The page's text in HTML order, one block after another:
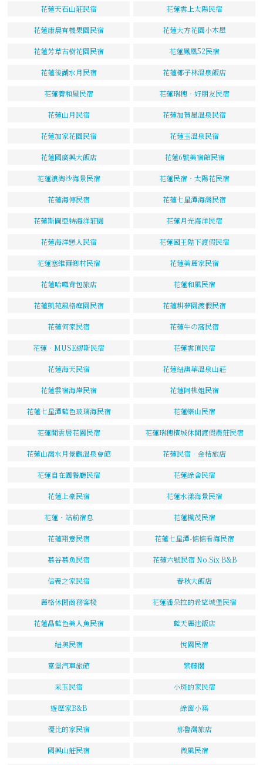
花蓮天石山莊民宿 花蓮雲上太陽民宿
花蓮康晨有機果園民宿 花蓮大方花園小木屋
花蓮芳草古樹花園民宿 花蓮鳳凰52民宿
花蓮後湖水月民宿 花蓮椰子林溫泉飯店
花蓮養和屋民宿 花蓮瑞穗‧好朋友民宿
花蓮山月民宿 花蓮加賀屋溫泉民宿
花蓮加家花園民宿 花蓮玉溫泉民宿
花蓮國廣興大飯店 花蓮6號美宿館民宿
花蓮浪淘沙海景民宿 花蓮民宿‧太陽花民宿
花蓮海傳民宿 花蓮七星潭海灣民宿
花蓮斯圖亞特海洋莊園 花蓮月光海洋民宿
花蓮海洋戀人民宿 花蓮國王陛下渡假民宿
花蓮塞維爾鄉村民宿 花蓮美麗家民宿
花蓮哈囉背包旅店 花蓮和風民宿
花蓮凱苑風格庭園民宿 花蓮耕夢園渡假民宿
花蓮何家民宿 花蓮牛の窩民宿
花蓮‧MUSE繆斯民宿 花蓮雲頂民宿
花蓮海天民宿 花蓮紐澳華溫泉山莊
花蓮雲宿海岸民宿 花蓮阿桃姐民宿
花蓮七星潭藍色玻璃海民宿 花蓮樂山民宿
花蓮閒雲居花園民宿 花蓮瑞穗檳城休閒渡假農莊民宿
花蓮山灣水月景觀溫泉會館 花蓮民宿．金桔旅店
花蓮自在園餐廳民宿 花蓮綠舍民宿
花蓮上豪民宿 花蓮水漾海景民宿
花蓮‧站前宿息 花蓮楓茂民宿
花蓮翔意民宿 花蓮七星潭-惦惦看海民宿
慕谷慕魚民宿 花蓮六號民宿 No.Six B&B
信義之家民宿 春秋大飯店
麗格休閒商務客棧 花蓮潘朵拉的希望城堡民宿
花蓮晶藍色美人魚民宿 藍天麗池飯店
紐奧民宿 悅園民宿
富堡汽車旅館 紫藤閣
采玉民宿 小斑的家民宿
遊歷家B&B 綠窗小築
優比的家民宿 那魯灣旅店
國興山莊民宿 微風民宿